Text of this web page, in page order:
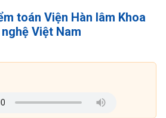
toán Viện Hàn lâm Khoa
Việt Nam